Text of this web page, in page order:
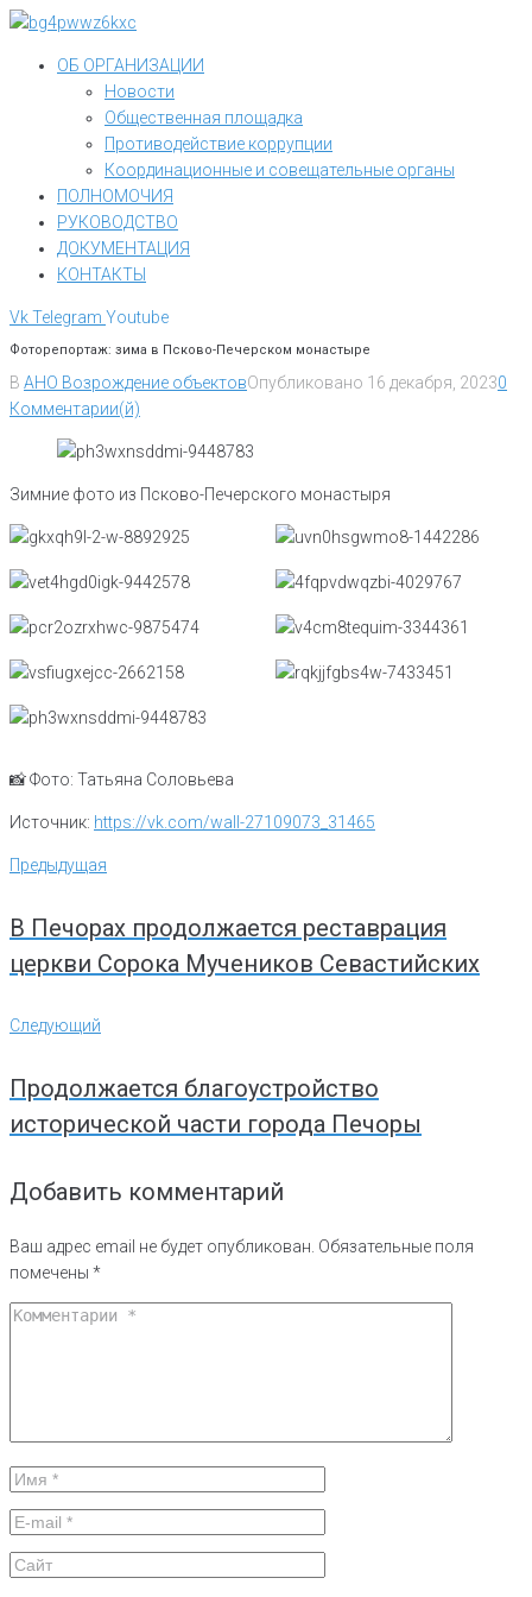
Перейти
контентуОБ ОРГАНИЗАЦИИ
Новости
Общественная площадка
Противодействие коррупции
Координационные и совещательные органы
ПОЛНОМОЧИЯ
РУКОВОДСТВО
ДОКУМЕНТАЦИЯ
КОНТАКТЫ
VkTelegram Youtube
Фоторепортаж: зима в Псково-Печерском монастыре
В АНО Возрождение объектовОпубликовано 16 декабря, 20230
Комментарии(й)
Зимние фото из Псково-Печерского монастыря
📸 Фото: Татьяна Соловьева
Источник: https://vk.com/wall-27109073_31465
Навигация
по
Предыдущая
Предыдущая
В Печорах продолжается реставрация
церкви Сорока Мучеников Севастийских
Следующий
Следующий
Продолжается благоустройство
исторической части города Печоры
Добавить комментарий
Ваш адрес email не будет опубликован. Обязательные поля
помечены *